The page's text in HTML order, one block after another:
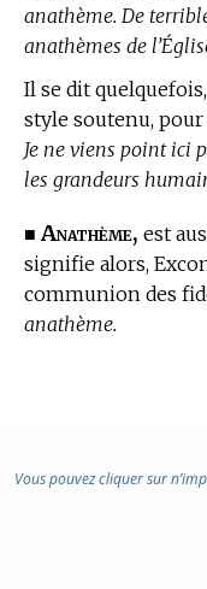
anathème. De
anathèmes de
Il se dit
style soutenu,
Je ne viens point ici
les grandeurs
■ Anathème, est
signifie alors,
communion des
anathème.
Vous pouvez cliquer sur